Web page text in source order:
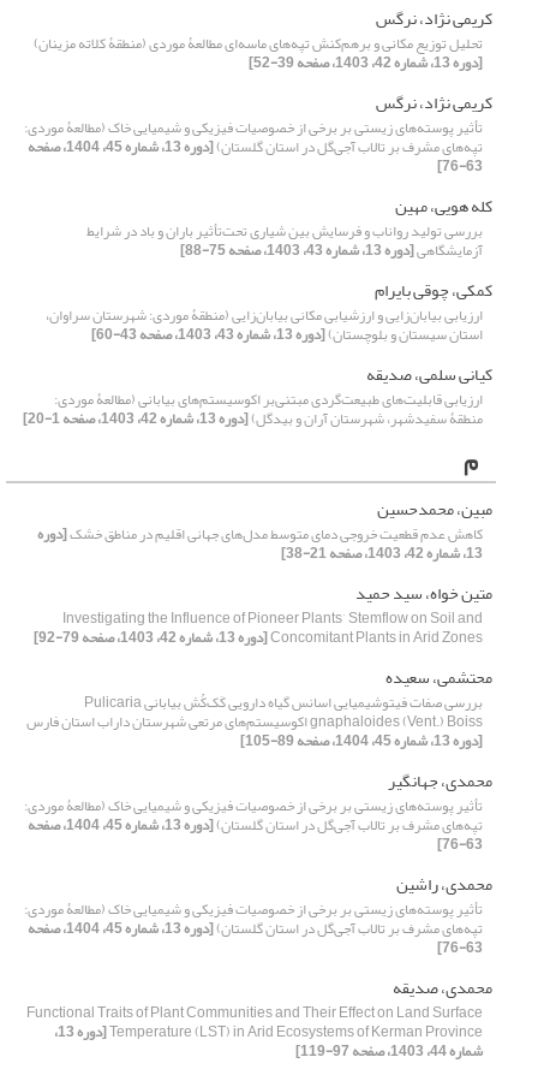
کریمی نژاد، نرگس
تحلیل توزیع مکانی و برهم‌کنش تپه‌های ماسه‌ای مطالعۀ موردی (منطقۀ کلاته مزینان)
[دوره 13، شماره 42، 1403، صفحه 39-52]
کریمی نژاد، نرگس
تأثیر پوسته‌های زیستی بر برخی از خصوصیات فیزیکی و شیمیایی خاک (مطالعۀ موردی:
تپه‌های مشرف بر تالاب آجی‌گل در استان گلستان) [دوره 13، شماره 45، 1404، صفحه
63-76]
کله هویی، مهین
بررسی تولید رواناب و فرسایش بین شیاری تحت‌تأثیر باران و باد در شرایط
آزمایشگاهی[دوره 13، شماره 43، 1403، صفحه 75-88]
کمکی، چوقی بایرام
ارزیابی بیابان‌زایی و ارزشیابی مکانی بیابان‌زایی (منطقۀ موردی: شهرستان سراوان،
استان سیستان و بلوچستان)[دوره 13، شماره 43، 1403، صفحه 43-60]
کیانی سلمی، صدیقه
ارزیابی قابلیت‌های طبیعت‌گردی مبتنی‌بر اکوسیستم‌های بیابانی (مطالعۀ موردی:
منطقۀ سفیدشهر، شهرستان آران و بیدگل)[دوره 13، شماره 42، 1403، صفحه 1-20]
م
مبین، محمدحسین
کاهش عدم قطعیت خروجی‌‌ دمای متوسط مدل‌‌های جهانی اقلیم در مناطق خشک[دوره
13، شماره 42، 1403، صفحه 21-38]
متین خواه، سید حمید
Investigating the Influence of Pioneer Plants’ Stemflow on Soil and
Concomitant Plants in Arid Zones[دوره 13، شماره 42، 1403، صفحه 79-92]
محتشمی، سعیده
بررسی صفات فیتوشیمیایی اسانس گیاه دارویی کَک‌کُش بیابانی Pulicaria
gnaphaloides (Vent.) Boiss اکوسیستم‌های مرتعی شهرستان داراب استان فارس
[دوره 13، شماره 45، 1404، صفحه 89-105]
محمدی، جهانگیر
تأثیر پوسته‌های زیستی بر برخی از خصوصیات فیزیکی و شیمیایی خاک (مطالعۀ موردی:
تپه‌های مشرف بر تالاب آجی‌گل در استان گلستان) [دوره 13، شماره 45، 1404، صفحه
63-76]
محمدی، راشین
تأثیر پوسته‌های زیستی بر برخی از خصوصیات فیزیکی و شیمیایی خاک (مطالعۀ موردی:
تپه‌های مشرف بر تالاب آجی‌گل در استان گلستان) [دوره 13، شماره 45، 1404، صفحه
63-76]
محمدی، صدیقه
Functional Traits of Plant Communities and Their Effect on Land Surface
Temperature (LST) in Arid Ecosystems of Kerman Province [دوره 13،
شماره 44، 1403، صفحه 97-119]